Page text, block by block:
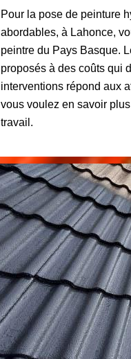
Pour la pose de peinture
abordables, à Lahonce,
peintre du Pays Basque.
proposés à des coûts qui
interventions répond aux
vous voulez en savoir
travail.